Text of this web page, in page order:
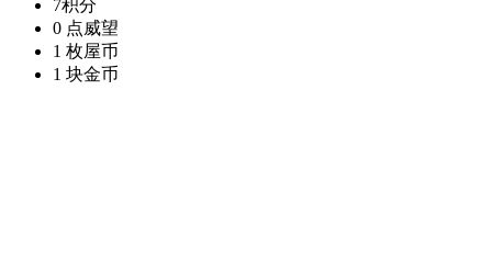
7积分
0 点威望
1 枚屋币
1 块金币